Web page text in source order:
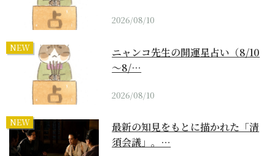
2026/08/10
NEW
ニャンコ先生の開運星占い（8/10
～8/…
2026/08/10
NEW
最新の知見をもとに描かれた「清
須会議」。…